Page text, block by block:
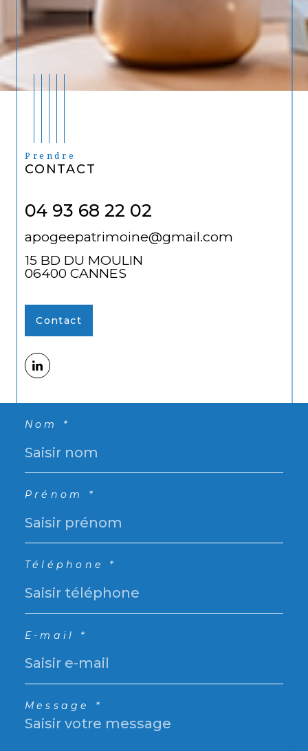
Nom *
Prénom *
Téléphone *
E-mail *
Message *
Prendre
CONTACT
04 93 68 22 02
apogeepatrimoine@gmail.com
15 BD DU MOULIN
06400 CANNES
Contact